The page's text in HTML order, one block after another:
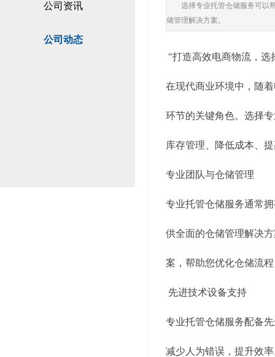
公司资讯
公司动态
选择专业托管仓储服务可以
储管理解决方案。
"打造高效电商物流，
在现代商业环境中，随
环节的关键角色。选择
库存管理、降低成本、
专业团队与仓储管理
专业托管仓储服务通常
供全面的仓储管理解决
案，帮助您优化仓储流
先进技术设备支持
专业托管仓储服务配备
减少人为错误，提升效